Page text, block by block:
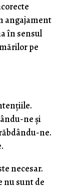
angajament
în sensul
pe
ne şi
ne.
necesar.
nu sunt de